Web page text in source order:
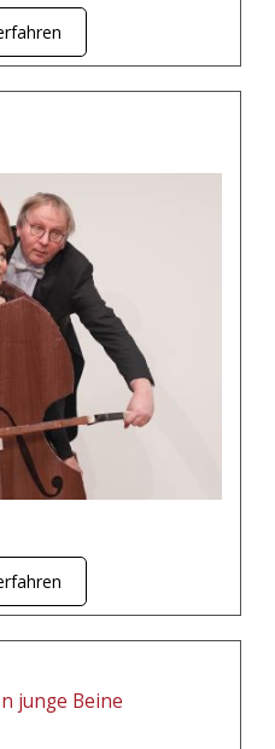
junge Beine